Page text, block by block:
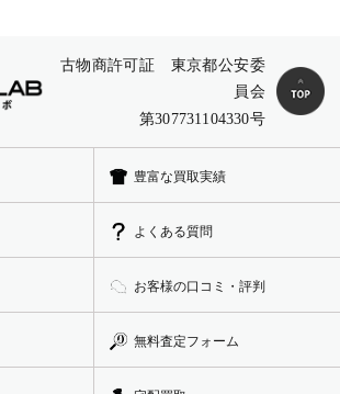
古物商許可証 東京都公安委
員会
第307731104330号
豊富な買取実績
よくある質問
お客様の口コミ・評判
無料査定フォーム